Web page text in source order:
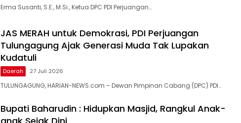
Erma Susanti, S.E., M.Si., Ketua DPC PDI Perjuangan…
JAS MERAH untuk Demokrasi, PDI Perjuangan
Tulungagung Ajak Generasi Muda Tak Lupakan
Kudatuli
Daerah 27 Juli 2026
TULUNGAGUNG, HARIAN-NEWS.com – Dewan Pimpinan Cabang (DPC) PDI…
Bupati Baharudin : Hidupkan Masjid, Rangkul Anak-